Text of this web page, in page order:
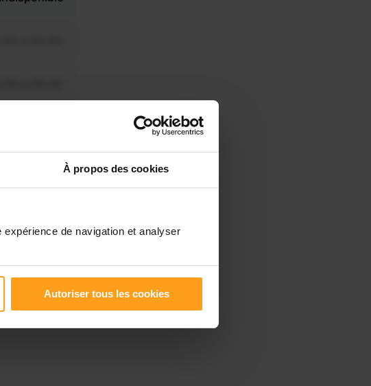
À propos des cookies
de navigation et analyser
Autoriser tous les cookies
à 00:00